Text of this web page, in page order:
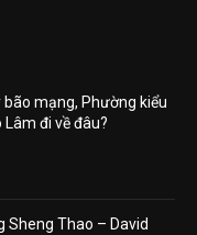
bão mạng, Phường kiểu
Lâm đi về đâu?
Sheng Thao – David